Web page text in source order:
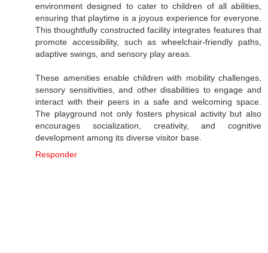
environment designed to cater to children of all abilities,
ensuring that playtime is a joyous experience for everyone.
This thoughtfully constructed facility integrates features that
promote accessibility, such as wheelchair-friendly paths,
adaptive swings, and sensory play areas.
These amenities enable children with mobility challenges,
sensory sensitivities, and other disabilities to engage and
interact with their peers in a safe and welcoming space.
The playground not only fosters physical activity but also
encourages socialization, creativity, and cognitive
development among its diverse visitor base.
Responder